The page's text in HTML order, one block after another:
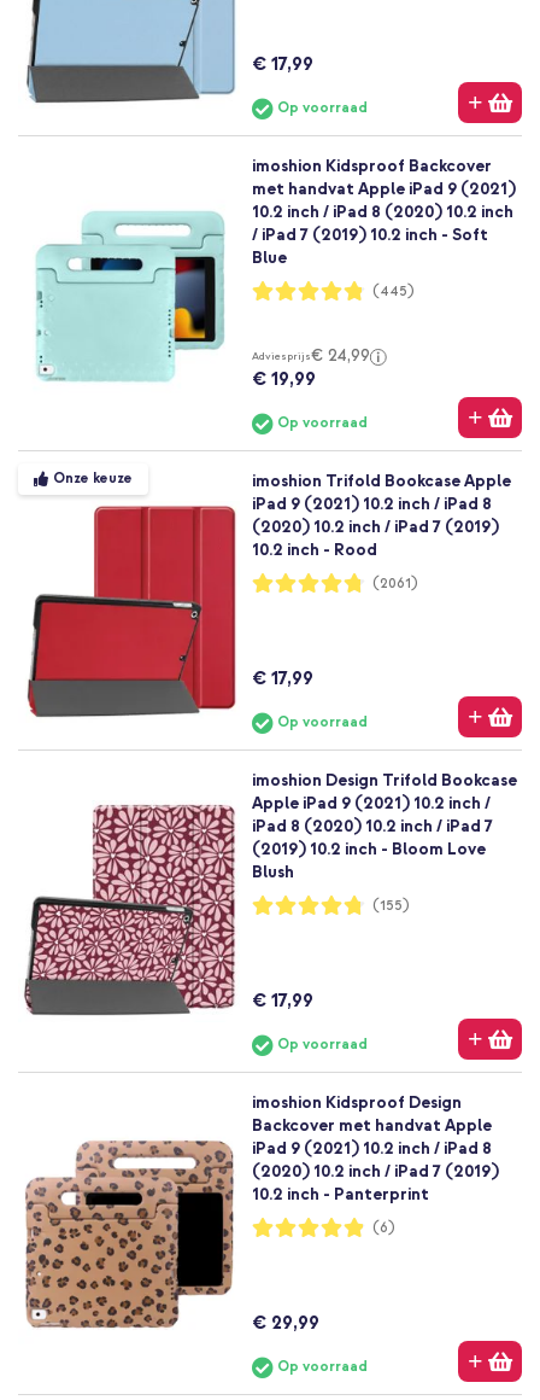
€ 17,99
Op voorraad
imoshion Kidsproof Backcover
met handvat Apple iPad 9 (2021)
10.2 inch / iPad 8 (2020) 10.2 inch
/ iPad 7 (2019) 10.2 inch - Soft
Blue
Waardering:
96%
(445)
Adviesprijs€ 24,99
€ 19,99
Op voorraad
Onze keuze
imoshion Trifold Bookcase Apple
iPad 9 (2021) 10.2 inch / iPad 8
(2020) 10.2 inch / iPad 7 (2019)
10.2 inch - Rood
Waardering:
95%
(2061)
€ 17,99
Op voorraad
imoshion Design Trifold Bookcase
Apple iPad 9 (2021) 10.2 inch /
iPad 8 (2020) 10.2 inch / iPad 7
(2019) 10.2 inch - Bloom Love
Blush
Waardering:
95%
(155)
€ 17,99
Op voorraad
imoshion Kidsproof Design
Backcover met handvat Apple
iPad 9 (2021) 10.2 inch / iPad 8
(2020) 10.2 inch / iPad 7 (2019)
10.2 inch - Panterprint
Waardering:
97%
(6)
€ 29,99
Op voorraad